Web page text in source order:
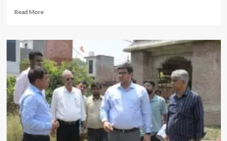
Read MoreRead
हिंदुस्तानी
पसमांदा
मंच
की
महानगर
इकाई
गठित,
नई
टीम
को
सौंपी